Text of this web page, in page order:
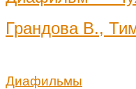
Грандова В.,
Диафильмы